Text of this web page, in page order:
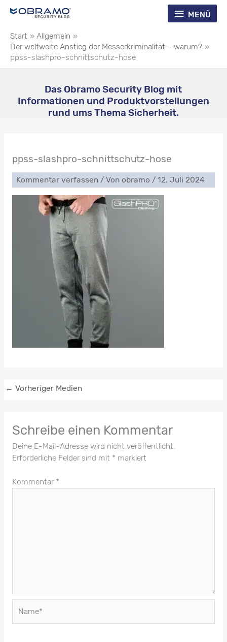
Inhalt
Menü
MENÜ
Start
Allgemein
Der weltweite Anstieg der Messerkriminalität – warum?
ppss-slashpro-schnittschutz-hose
Das Obramo Security Blog mit
Informationen und Produktvorstellungen
rund ums Thema Sicherheit.
ppss-slashpro-schnittschutz-hose
Kommentar verfassen / Von obramo / 12. Juli 2024
← Vorheriger Medien
Schreibe einen Kommentar
Deine E-Mail-Adresse wird nicht veröffentlicht.
Erforderliche Felder sind mit * markiert
Kommentar *